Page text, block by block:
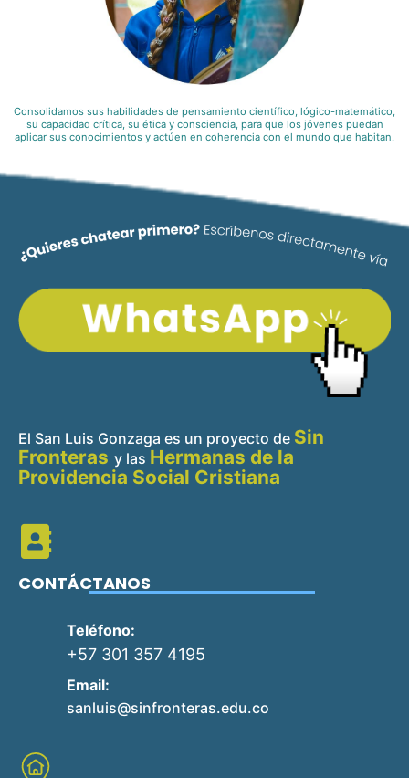
Consolidamos sus habilidades de pensamiento científico, lógico-matemático,
su capacidad crítica, su ética y consciencia, para que los jóvenes puedan
aplicar sus conocimientos y actúen en coherencia con el mundo que habitan.
El San Luis Gonzaga es un proyecto de Sin
Fronteras y las Hermanas de la
Providencia Social Cristiana
CONTÁCTANOS
Teléfono:
+57 301 357 4195
Email:
sanluis@sinfronteras.edu.co